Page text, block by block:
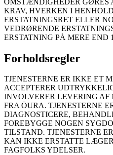
KRAV, HVERKEN I
ERSTATNINGSRET ELLER
VEDRØRENDE
ERSTATNING PÅ MERE END
Forholdsregler
TJENESTERNE ER IKKE ET
ACCEPTERER
INVOLVERER LEVERING
FRA ŌURA. TJENESTERNE
DIAGNOSTICERE,
FOREBYGGE NOGEN
TILSTAND. TJENESTERNE
KAN IKKE ERSTATTE
FAGFOLKS YDELSER.